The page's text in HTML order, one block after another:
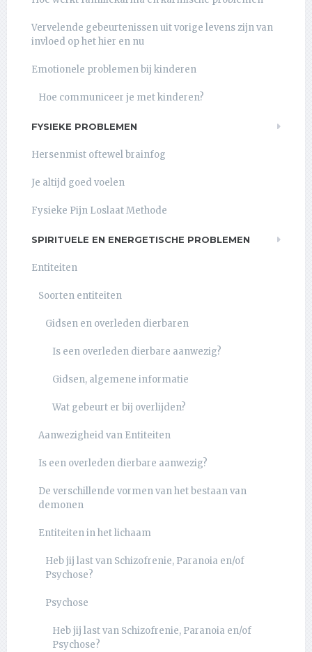
Vervelende gebeurtenissen uit vorige levens zijn van
invloed op het hier en nu
Emotionele problemen bij kinderen
Hoe communiceer je met kinderen?
FYSIEKE PROBLEMEN
Hersenmist oftewel brainfog
Je altijd goed voelen
Fysieke Pijn Loslaat Methode
SPIRITUELE EN ENERGETISCHE PROBLEMEN
Entiteiten
Soorten entiteiten
Gidsen en overleden dierbaren
Is een overleden dierbare aanwezig?
Gidsen, algemene informatie
Wat gebeurt er bij overlijden?
Aanwezigheid van Entiteiten
Is een overleden dierbare aanwezig?
De verschillende vormen van het bestaan van
demonen
Entiteiten in het lichaam
Heb jij last van Schizofrenie, Paranoia en/of
Psychose?
Psychose
Heb jij last van Schizofrenie, Paranoia en/of
Psychose?